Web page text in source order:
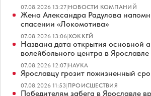
07.08.2026 13:27|НОВОСТИ КОМПАНИЙ
Жена Александра Радулова
спасении «Локомотива»
07.08.2026 13:06|ХОККЕЙ
Названа дата открытия основной
волейбольного центра в Ярославле
07.08.2026 12:07|НАУКА
Ярославцу грозит пожизненный
07.08.2026 11:53|ПРОИСШЕСТВИЯ
Победителям забега в Ярославле